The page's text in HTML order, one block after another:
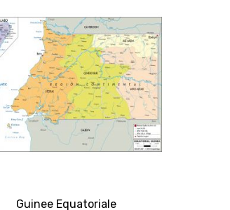
Guinee Equatoriale